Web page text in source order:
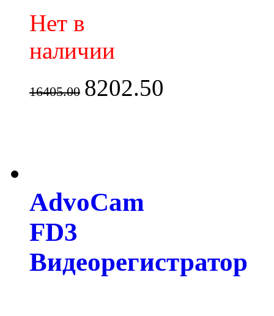
Нет в
наличии
16405.00 8202.50
AdvoCam
FD3
Видеорегистратор